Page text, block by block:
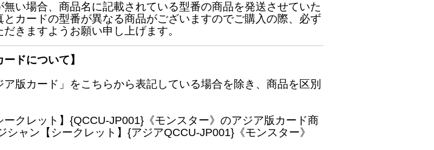
い場合、商品名に記載されている型番の商品を発送させていた
カードの型番が異なる商品がございますのでご購入の際、必ず
きますようお願い申し上げます。
ドについて】
版カード」をこちらから表記している場合を除き、商品を区別
クレット】{QCCU-JP001}《モンスター》のアジア版カード商
ャン【シークレット】{アジアQCCU-JP001}《モンスター》